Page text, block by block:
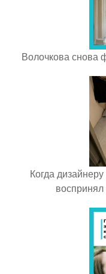
Волочкова снова
Когда